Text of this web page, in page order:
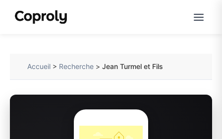
Accueil > Recherche >Jean Turmel et Fils